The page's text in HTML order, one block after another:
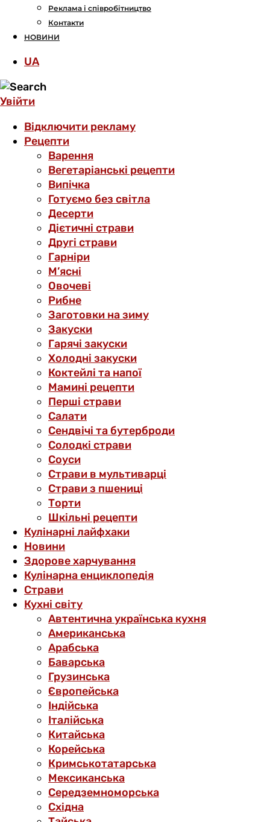
Реклама і співробітництво
Контакти
НОВИНИ
UA
Увійти
Відключити рекламу
Рецепти
Варення
Вегетаріанські рецепти
Випічка
Готуємо без світла
Десерти
Дієтичні страви
Другі страви
Гарніри
М’ясні
Овочеві
Рибне
Заготовки на зиму
Закуски
Гарячі закуски
Холодні закуски
Коктейлі та напої
Мамині рецепти
Перші страви
Салати
Сендвічі та бутерброди
Солодкі страви
Соуси
Страви в мультиварці
Страви з пшениці
Торти
Шкільні рецепти
Кулінарні лайфхаки
Новини
Здорове харчування
Кулінарна енциклопедія
Страви
Кухні світу
Автентична українська кухня
Американська
Арабська
Баварська
Грузинська
Європейська
Індійська
Італійська
Китайська
Корейська
Кримськотатарська
Мексиканська
Середземноморська
Східна